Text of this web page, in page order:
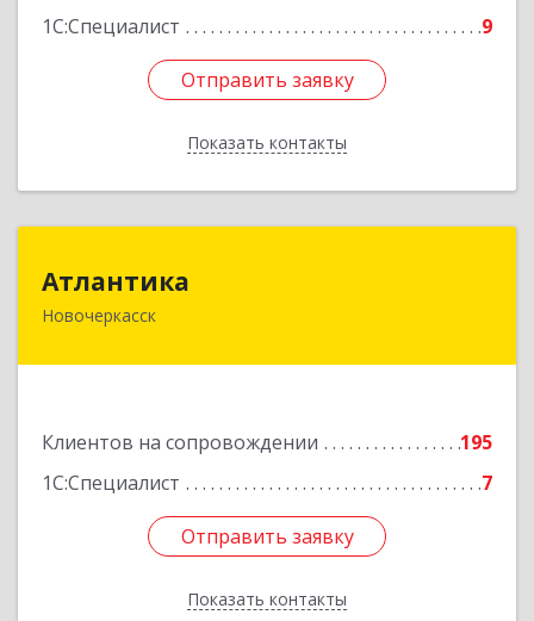
1С:Специалист
9
Отправить заявку
Показать контакты
Отправить заявку
Назад
Атлантика
Новочеркасск
Клиентов на сопровождении
195
1С:Специалист
7
Отправить заявку
Показать контакты
346428, Ростовская обл, Новочеркасск г,
Отправить заявку
Назад